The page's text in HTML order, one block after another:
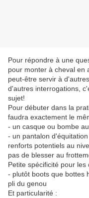
Pour répondre à une
pour monter à cheval en
peut-être servir à
d'autres interrogations,
sujet!
Pour débuter dans la
faudra exactement le
- un casque ou bombe
- un pantalon
renforts potentiels au
pas de blesser au
Petite spécificité pour les
- plutôt boots que bottes
pli du genou
Et particularité :